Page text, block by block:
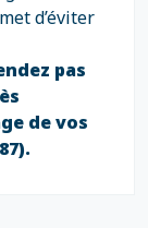
d’éviter
pas
de vos